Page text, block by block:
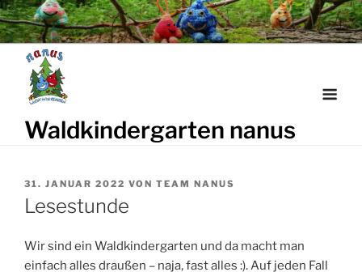
Weiter
zum
Inhalt
Waldkindergarten nanus
VERÖFFENTLICHT
AM
31. JANUAR 2022 VON TEAM NANUS
Lesestunde
Wir sind ein Waldkindergarten und da macht man
einfach alles draußen – naja, fast alles :). Auf jeden Fall